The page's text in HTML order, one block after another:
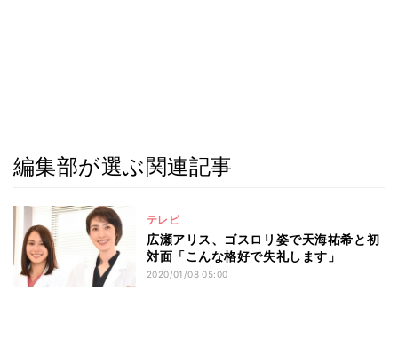
編集部が選ぶ関連記事
テレビ
広瀬アリス、ゴスロリ姿で天海祐希と初
対面「こんな格好で失礼します」
2020/01/08 05:00